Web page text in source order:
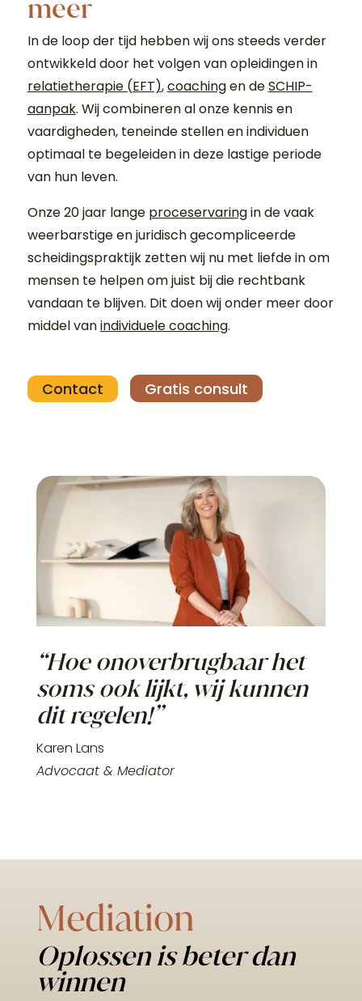
meer
In de loop der tijd hebben wij ons steeds verder
ontwikkeld door het volgen van opleidingen in
relatietherapie (EFT),coachingen deSCHIP-
aanpak. Wij combineren al onze kennis en
vaardigheden, teneinde stellen en individuen
optimaal te begeleiden in deze lastige periode
van hun leven.
Onze 20 jaar lange proceservaringin de vaak
weerbarstige en juridisch gecompliceerde
scheidingspraktijk zetten wij nu met liefde in om
mensen te helpen om juist bij die rechtbank
vandaan te blijven. Dit doen wij onder meer door
middel vanindividuele coaching.
Contact Gratis consult
“Hoe onoverbrugbaar het
somsook lijkt, wij kunnen
dit regelen!”
Karen Lans
Advocaat & Mediator
Mediation
Oplossen is beter dan
winnen